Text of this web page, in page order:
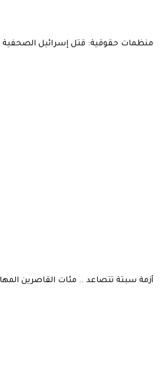
منظمات حقوقية: قتل إسرائيل الصحفية
أزمة سبتة تتصاعد .. مئات القاصرين